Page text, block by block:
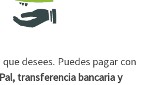
desees. Puedes pagar con
transferencia bancaria y